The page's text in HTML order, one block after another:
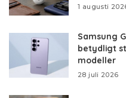
1 augusti
Samsung
betydligt
modeller
28 juli 2026